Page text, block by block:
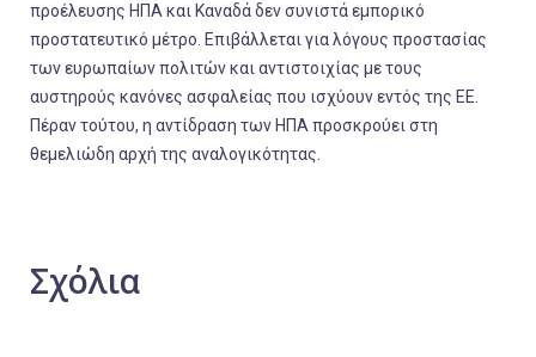
προέλευσης ΗΠΑ και Καναδά δεν συνιστά εμπορικό
προστατευτικό μέτρο. Επιβάλλεται για λόγους προστασίας
των ευρωπαίων πολιτών και αντιστοιχίας με τους
αυστηρούς κανόνες ασφαλείας που ισχύουν εντός της ΕΕ.
Πέραν τούτου, η αντίδραση των ΗΠΑ προσκρούει στη
θεμελιώδη αρχή της αναλογικότητας.
Σχόλια